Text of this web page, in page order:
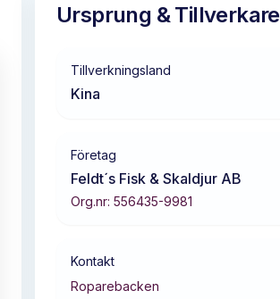
Ursprung & Tillverkare
Tillverkningsland
Kina
Företag
Feldt´s Fisk & Skaldjur AB
Org.nr: 556435-9981
Kontakt
Roparebacken